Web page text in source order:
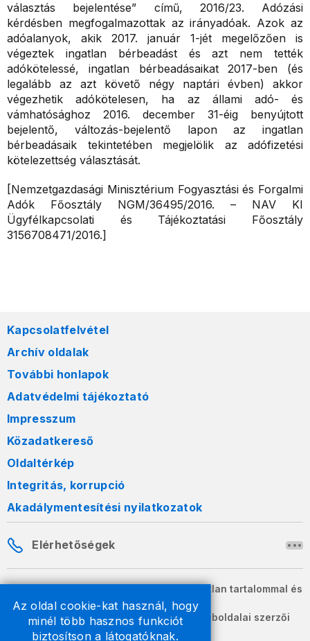
Az oldal cookie-kat használ, hogy
minél több hasznos funkciót
biztosítson a látogatóknak.
választás bejelentése” című, 2016/23. Adózási
kérdésben megfogalmazottak az irányadóak. Azok az
adóalanyok, akik 2017. január 1-jét megelőzően is
végeztek ingatlan bérbeadást és azt nem tették
adókötelessé, ingatlan bérbeadásaikat 2017-ben (és
legalább az azt követő négy naptári évben) akkor
végezhetik adókötelesen, ha az állami adó- és
vámhatósághoz 2016. december 31-éig benyújtott
bejelentő, változás-bejelentő lapon az ingatlan
bérbeadásaik tekintetében megjelölik az adófizetési
kötelezettség választását.
[Nemzetgazdasági Minisztérium Fogyasztási és Forgalmi
Adók Főosztály NGM/36495/2016. – NAV KI
Ügyfélkapcsolati és Tájékoztatási Főosztály
3156708471/2016.]
Kapcsolatfelvétel
Archív oldalak
További honlapok
Adatvédelmi tájékoztató
Impresszum
Közadatkereső
Oldaltérkép
Integritás, korrupció
Akadálymentesítési nyilatkozatok
Elérhetőségek
A honlapon szereplő információk változatlan tartalommal és
formában szabadon terjeszthetők.
2026 © A Nemzeti Adó- és Vámhivatal weboldalai szerzői
jogvédelem alatt állnak.